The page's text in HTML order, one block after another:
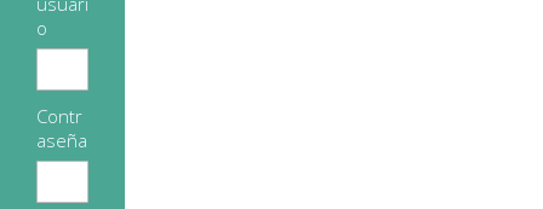
o
Contr
aseña